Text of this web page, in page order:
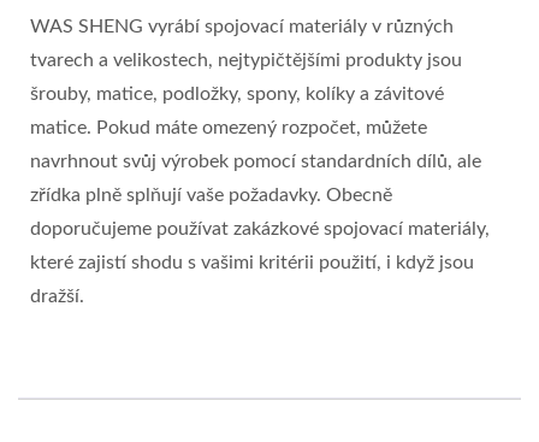
WAS SHENG vyrábí spojovací materiály v různých
tvarech a velikostech, nejtypičtějšími produkty jsou
šrouby, matice, podložky, spony, kolíky a závitové
matice. Pokud máte omezený rozpočet, můžete
navrhnout svůj výrobek pomocí standardních dílů, ale
zřídka plně splňují vaše požadavky. Obecně
doporučujeme používat zakázkové spojovací materiály,
které zajistí shodu s vašimi kritérii použití, i když jsou
dražší.